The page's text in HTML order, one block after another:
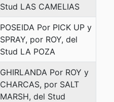
Stud LAS CAMELIAS
POSEIDA Por PICK UP y
SPRAY, por ROY, del
Stud LA POZA
GHIRLANDA Por ROY y
CHARCAS, por SALT
MARSH, del Stud